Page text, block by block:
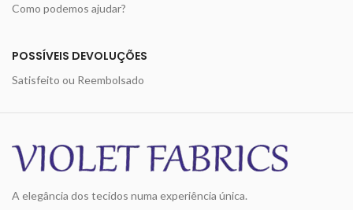
Como podemos ajudar?
POSSÍVEIS DEVOLUÇÕES
Satisfeito ou Reembolsado
A elegância dos tecidos numa experiência única.